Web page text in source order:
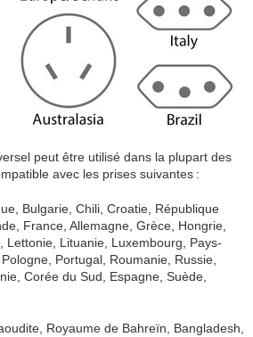
peut être utilisé dans la plupart des
avec les prises suivantes :
Bulgarie, Chili, Croatie, République
France, Allemagne, Grèce, Hongrie,
Lettonie, Lituanie, Luxembourg, Pays-
Portugal, Roumanie, Russie,
Corée du Sud, Espagne, Suède,
Royaume de Bahreïn, Bangladesh,